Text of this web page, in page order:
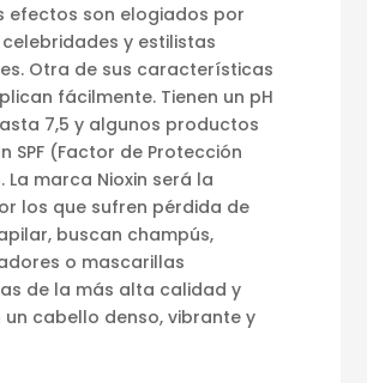
efectos son elogiados por
y estilistas
Otra de sus características
fácilmente. Tienen un pH
7,5 y algunos productos
SPF (Factor de Protección
La marca Nioxin será la
los que sufren pérdida de
buscan champús,
o mascarillas
de la más alta calidad y
un cabello denso, vibrante y